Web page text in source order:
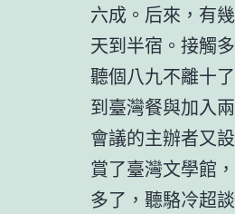
六成。后來，有
天到半宿。接觸
聽個八九不離十
到臺灣餐與加入
會議的主辦者又
賞了臺灣文學館
多了，聽駱冷超